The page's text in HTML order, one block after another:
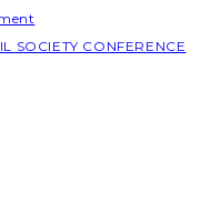
SOCIETY CONFERENCE